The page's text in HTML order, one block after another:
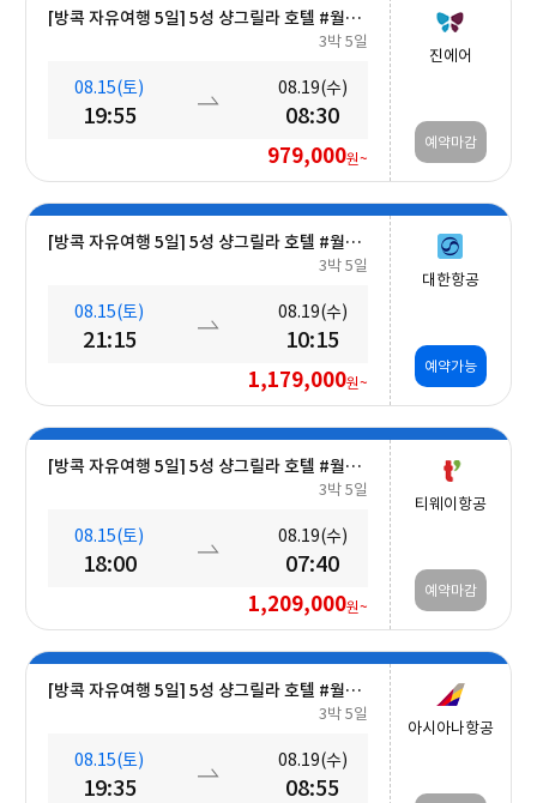
[방콕 자유여행 5일] 5성 샹그릴라 호텔 #월드체인 #차오프라야강변 #조식포함 #호캉스 #도심접근성
3박 5일
08.15(토)
19:55
08.19(수)
08:30
979,000원~
진에어
예약마감
[방콕 자유여행 5일] 5성 샹그릴라 호텔 #월드체인 #차오프라야강변 #조식포함 #호캉스 #도심접근성
3박 5일
08.15(토)
21:15
08.19(수)
10:15
1,179,000원~
대한항공
예약가능
[방콕 자유여행 5일] 5성 샹그릴라 호텔 #월드체인 #차오프라야강변 #조식포함 #호캉스 #도심접근성
3박 5일
08.15(토)
18:00
08.19(수)
07:40
1,209,000원~
티웨이항공
예약마감
[방콕 자유여행 5일] 5성 샹그릴라 호텔 #월드체인 #차오프라야강변 #조식포함 #호캉스 #도심접근성
3박 5일
08.15(토)
19:35
08.19(수)
08:55
아시아나항공